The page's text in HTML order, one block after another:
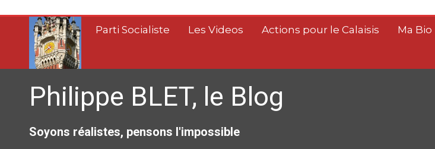
contenu
Parti Socialiste Les Videos Actions pour le Calaisis Ma Bio
Philippe BLET, le Blog
Soyons réalistes, pensons l'impossible